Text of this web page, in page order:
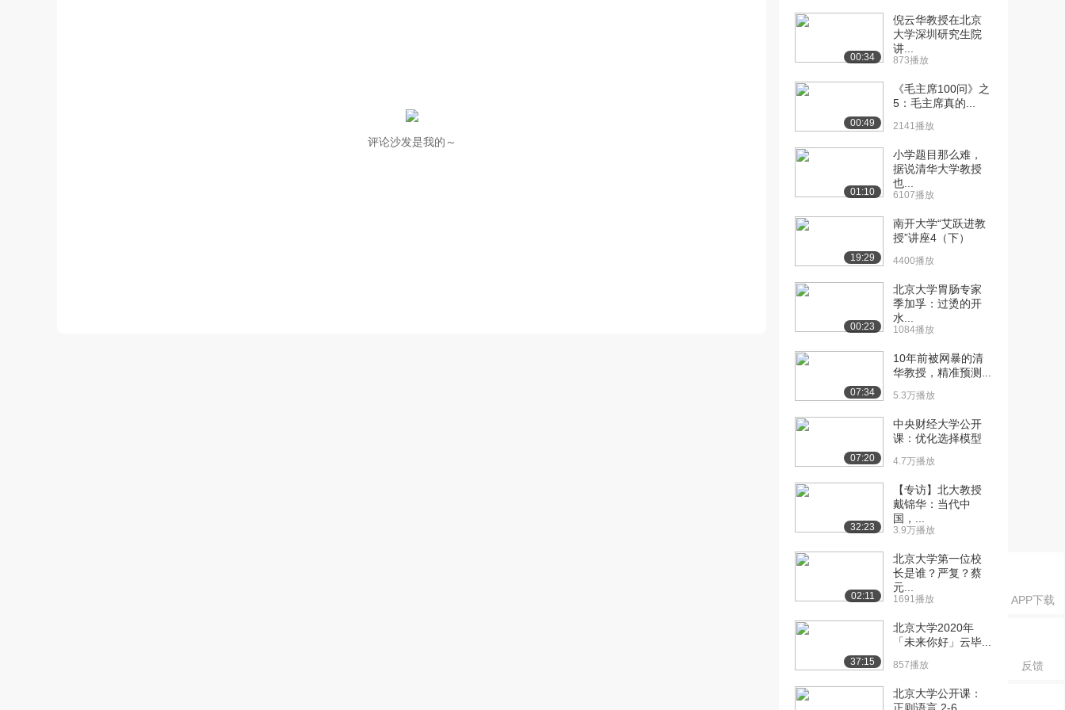
APP下载
反馈
评论沙发是我的～
[10] 北京大学公开课：成
13:59
[11] 北京大学公开课：人
17:07
[12] 北京大学公开课：绩
14:00
[13] 北京大学公开课：绩
效技术模型
17:11
[14] 北京大学公开课：绩
效分析
因分析
预措施与干预方案
[17] 北京大学公开课：变
革管理
[18] 北京大学公开课：学
习设计概述
1.1万播放
[19] 北京大学公开课：确
1.3万播放
[20] 北京大学公开课：教
1.2万播放
00:34
倪云华教授在北京
大学深圳研究生院
讲...
873播放
00:49
《毛主席100问》之
5：毛主席真的...
2141播放
01:10
小学题目那么难，
据说清华大学教授
也...
6107播放
19:29
南开大学“艾跃进教
授”讲座4（下）
4400播放
00:23
北京大学胃肠专家
季加孚：过烫的开
水...
1084播放
07:34
10年前被网暴的清
华教授，精准预测...
5.3万播放
07:20
中央财经大学公开
课：优化选择模型
4.7万播放
32:23
【专访】北大教授
戴锦华：当代中
国，...
3.9万播放
02:11
北京大学第一位校
长是谁？严复？蔡
元...
1691播放
37:15
北京大学2020年
「未来你好」云毕...
857播放
北京大学公开课：